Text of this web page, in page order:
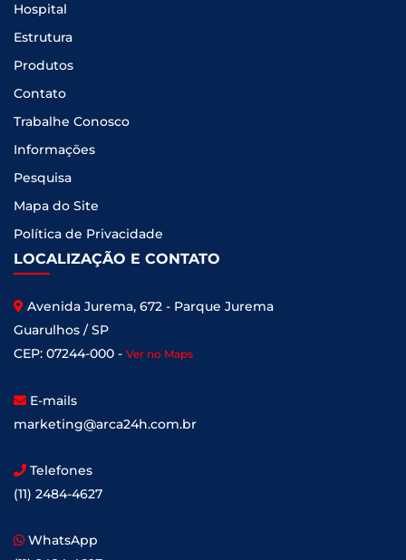
Hospital
Estrutura
Produtos
Contato
Trabalhe Conosco
Informações
Pesquisa
Mapa do Site
Política de Privacidade
LOCALIZAÇÃO E CONTATO
Avenida Jurema, 672 - Parque Jurema
Guarulhos / SP
CEP: 07244-000 - Ver no Maps
E-mails
marketing@arca24h.com.br
Telefones
(11) 2484-4627
WhatsApp